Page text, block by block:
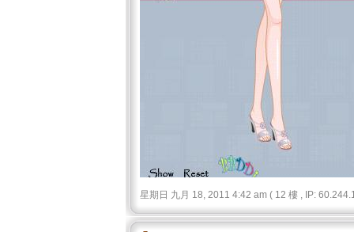
星期日 九月 18, 2011 4:42 am ( 12 樓 , IP: